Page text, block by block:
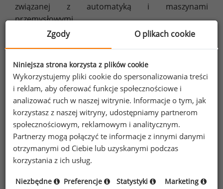
związanej z automatyką i maszynami
przemysłowymi.
Najniższe wynagrodzenia pracowników fizycznych
i elektrotechnicznej, gdzie mediany wynagrodzeń
wyniosły kolejno 4 343 PLN oraz 4 431 PLN.
Świadczenia dodatkowe
W Raporcie Płacowym przedstawiliśmy
17 świadczeń dodatkowych. Od tych powszechnie
występujących jak szkolenia zawodowe czy polisa
na życie i ubezpieczenie NWW, do benefitów
płatnego urlopu.
Zgody O plikach cookie
Niniejsza strona korzysta z plików cookie
Wykorzystujemy pliki cookie do spersonalizowania treści
i reklam, aby oferować funkcje społecznościowe i
analizować ruch w naszej witrynie. Informacje o tym, jak
korzystasz z naszej witryny, udostępniamy partnerom
społecznościowym, reklamowym i analitycznym.
Partnerzy mogą połączyć te informacje z innymi danymi
otrzymanymi od Ciebie lub uzyskanymi podczas
korzystania z ich usług.
Niezbędne Preferencje Statystyki Marketing